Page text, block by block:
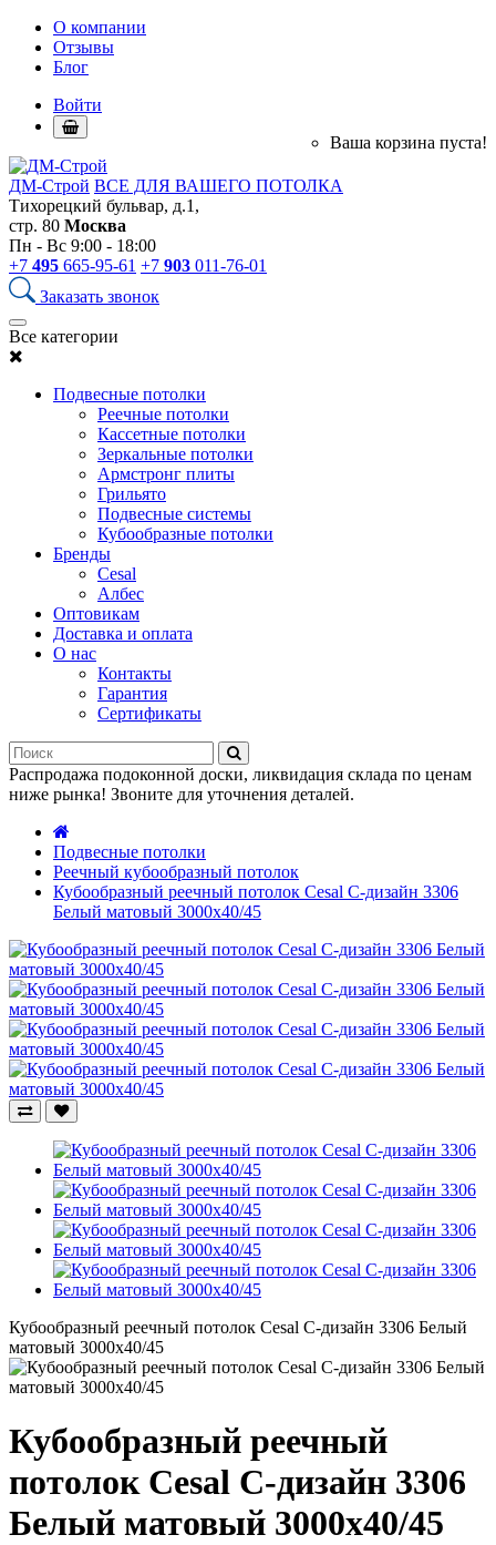
О компании
Отзывы
Блог
Войти
Ваша корзина пуста!
ДМ-Строй ВСЕ ДЛЯ ВАШЕГО ПОТОЛКА
Тихорецкий бульвар, д.1,
стр. 80 Москва
Пн - Вс 9:00 - 18:00
+7 495 665-95-61 +7 903 011-76-01
Заказать звонок
Все категории
Подвесные потолки
Реечные потолки
Кассетные потолки
Зеркальные потолки
Армстронг плиты
Грильято
Подвесные системы
Кубообразные потолки
Бренды
Cesal
Албес
Оптовикам
Доставка и оплата
О нас
Контакты
Гарантия
Сертификаты
Распродажа подоконной доски, ликвидация склада по ценам
ниже рынка! Звоните для уточнения деталей.
Подвесные потолки
Реечный кубообразный потолок
Кубообразный реечный потолок Cesal C-дизайн 3306
Белый матовый 3000х40/45
Кубообразный реечный потолок Cesal C-дизайн 3306 Белый
матовый 3000х40/45
Кубообразный реечный
потолок Cesal C-дизайн 3306
Белый матовый 3000х40/45